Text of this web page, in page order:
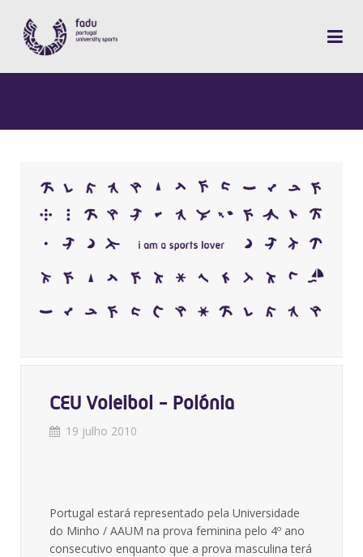
CEU Voleibol - Polónia
19 julho 2010
Portugal estará representado pela Universidade
do Minho / AAUM na prova feminina pelo 4º ano
consecutivo enquanto que a prova masculina terá